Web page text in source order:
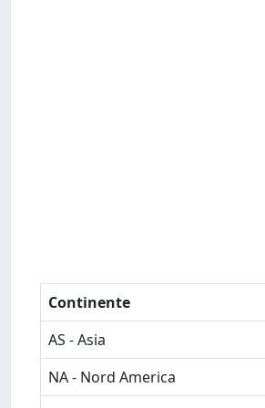
Continente
AS - Asia
NA - Nord America